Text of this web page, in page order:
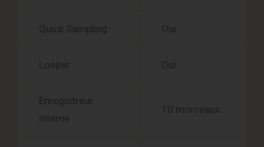
Quick Sampling Oui
Looper Oui
Enregistreur
interne
10 morceaux